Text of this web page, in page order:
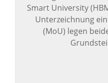
Smart University
Unterzeichnung
(MoU) legen